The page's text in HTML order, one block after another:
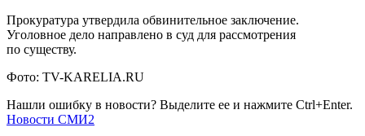
Прокуратура утвердила обвинительное заключение.
Уголовное дело направлено в суд для рассмотрения
по существу.
Фото: TV-KARELIA.RU
Нашли ошибку в новости? Выделите ее и нажмите Ctrl+Enter.
Новости СМИ2